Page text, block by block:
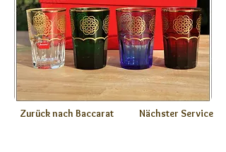
Zurück nach Baccarat Nächster Service